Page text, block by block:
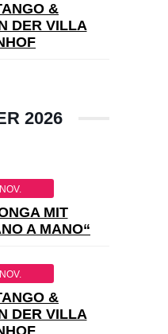
&
DER VILLA
2026
NOV.
MIT
A MANO“
NOV.
&
DER VILLA